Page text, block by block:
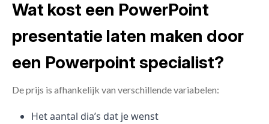
Wat kost een PowerPoint
presentatie laten maken door
een Powerpoint specialist?
De prijs is afhankelijk van verschillende variabelen:
Het aantal dia’s dat je wenst